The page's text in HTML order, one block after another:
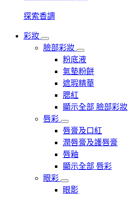
探索香調
彩妝
臉部彩妝
粉底液
氣墊粉餅
遮瑕精華
腮紅
顯示全部 臉部彩妝
唇彩
唇膏及口紅
潤唇膏及護唇膏
唇釉
顯示全部 唇彩
眼彩
眼影